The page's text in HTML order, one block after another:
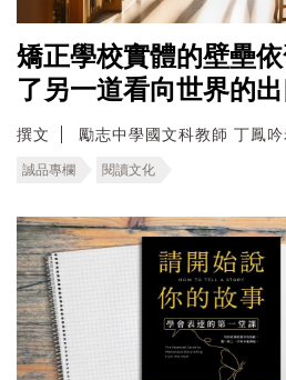
矯正學校實體的壁壘
了另一道看向世界的出
撰文 勵志中學國文科教師 丁鳳吟
誠品專欄 閱讀文化